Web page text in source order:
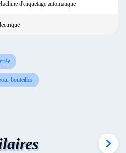
d'étiquetage automatique
bouteilles